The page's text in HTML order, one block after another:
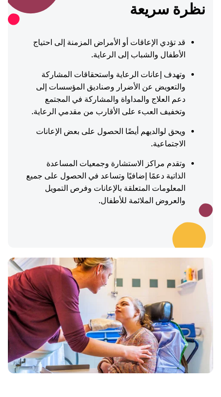
نظرة سريعة
قد تؤدي الإعاقات أو الأمراض المزمنة إلى احتياج
الأطفال والشباب إلى الرعاية.
وتهدف إعانات الرعاية واستحقاقات المشاركة
والتعويض عن الأضرار وصناديق المؤسسات إلى
دعم العلاج والمداواة والمشاركة في المجتمع
وتخفيف العبء على الأقارب من مقدمي الرعاية.
ويحق لوالديهم أيضًا الحصول على بعض الإعانات
الاجتماعية.
وتقدم مراكز الاستشارة وجمعيات المساعدة
الذاتية دعمًا إضافيًا وتساعد في الحصول على جميع
المعلومات المتعلقة بالإعانات وفرص التمويل
والعروض الملائمة للأطفال.